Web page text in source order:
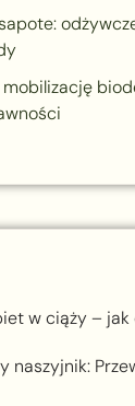
w ciąży –
naszyjnik: